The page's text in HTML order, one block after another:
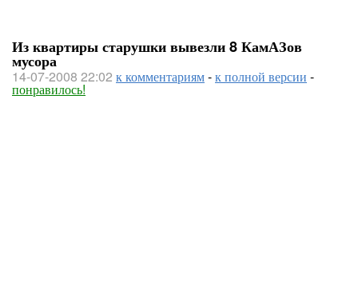
Из квартиры старушки вывезли 8 КамАЗов
мусора
14-07-2008 22:02 к комментариям-к полной версии -
понравилось!